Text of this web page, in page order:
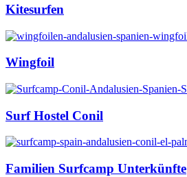
Kitesurfen
Wingfoil
Surf Hostel Conil
Familien Surfcamp Unterkünfte